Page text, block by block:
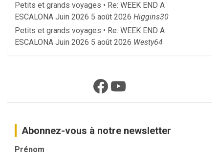
Petits et grands voyages • Re: WEEK END A
ESCALONA Juin 2026 5 août 2026 Higgins30
Petits et grands voyages • Re: WEEK END A
ESCALONA Juin 2026 5 août 2026 Westy64
Facebook
YouTube
Abonnez-vous à notre newsletter
Prénom